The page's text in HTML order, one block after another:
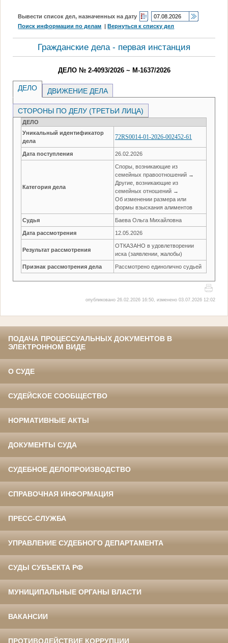
Вывести список дел, назначенных на дату
Поиск информации по делам |Вернуться к списку дел
Гражданские дела - первая инстанция
ДЕЛО № 2-4093/2026 ~ М-1637/2026
ДЕЛО ДВИЖЕНИЕ ДЕЛА
СТОРОНЫ ПО ДЕЛУ (ТРЕТЬИ ЛИЦА)
ДЕЛО
Уникальный идентификатор
дела
72RS0014-01-2026-002452-61
Дата поступления 26.02.2026
Категория дела
Споры, возникающие из
семейных правоотношений →
Другие, возникающие из
семейных отношений →
Об изменении размера или
формы взыскания алиментов
Судья Баева Ольга Михайловна
Дата рассмотрения 12.05.2026
Результат рассмотрения
ОТКАЗАНО в удовлетворении
иска (заявлении, жалобы)
Признак рассмотрения дела Рассмотрено единолично судьей
опубликовано 26.02.2026 16:50, изменено 03.07.2026 12:02
ПОДАЧА ПРОЦЕССУАЛЬНЫХ ДОКУМЕНТОВ В
ЭЛЕКТРОННОМ ВИДЕ
О СУДЕ
СУДЕЙСКОЕ СООБЩЕСТВО
НОРМАТИВНЫЕ АКТЫ
ДОКУМЕНТЫ СУДА
СУДЕБНОЕ ДЕЛОПРОИЗВОДСТВО
СПРАВОЧНАЯ ИНФОРМАЦИЯ
ПРЕСС-СЛУЖБА
УПРАВЛЕНИЕ СУДЕБНОГО ДЕПАРТАМЕНТА
СУДЫ СУБЪЕКТА РФ
МУНИЦИПАЛЬНЫЕ ОРГАНЫ ВЛАСТИ
ВАКАНСИИ
ПРОТИВОДЕЙСТВИЕ КОРРУПЦИИ